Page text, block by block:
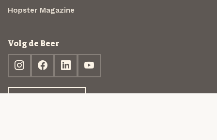
Hopster Magazine
Volg de Beer